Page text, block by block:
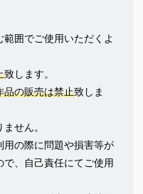
範囲でご使用いただくよ
致します。
品の販売は禁止致しま
せん。
用の際に問題や損害等が
、自己責任にてご使用